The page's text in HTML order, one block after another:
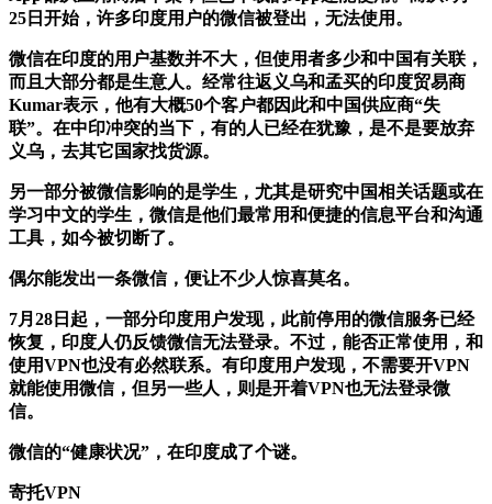
25日开始，许多印度用户的微信被登出，无法使用。
微信在印度的用户基数并不大，但使用者多少和中国有关联，
而且大部分都是生意人。经常往返义乌和孟买的印度贸易商
Kumar表示，他有大概50个客户都因此和中国供应商“失
联”。在中印冲突的当下，有的人已经在犹豫，是不是要放弃
义乌，去其它国家找货源。
另一部分被微信影响的是学生，尤其是研究中国相关话题或在
学习中文的学生，微信是他们最常用和便捷的信息平台和沟通
工具，如今被切断了。
偶尔能发出一条微信，便让不少人惊喜莫名。
7月28日起，一部分印度用户发现，此前停用的微信服务已经
恢复，印度人仍反馈微信无法登录。不过，能否正常使用，和
使用VPN也没有必然联系。有印度用户发现，不需要开VPN
就能使用微信，但另一些人，则是开着VPN也无法登录微
信。
微信的“健康状况”，在印度成了个谜。
寄托VPN